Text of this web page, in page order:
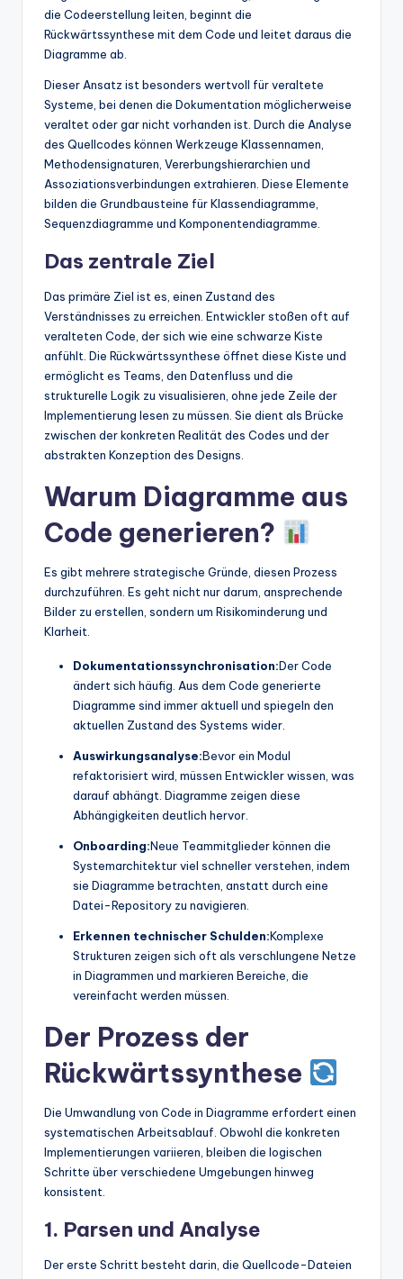
die Codeerstellung leiten, beginnt die
Rückwärtssynthese mit dem Code und leitet daraus die
Diagramme ab.
Dieser Ansatz ist besonders wertvoll für veraltete
Systeme, bei denen die Dokumentation möglicherweise
veraltet oder gar nicht vorhanden ist. Durch die Analyse
des Quellcodes können Werkzeuge Klassennamen,
Methodensignaturen, Vererbungshierarchien und
Assoziationsverbindungen extrahieren. Diese Elemente
bilden die Grundbausteine für Klassendiagramme,
Sequenzdiagramme und Komponentendiagramme.
Das zentrale Ziel
Das primäre Ziel ist es, einen Zustand des
Verständnisses zu erreichen. Entwickler stoßen oft auf
veralteten Code, der sich wie eine schwarze Kiste
anfühlt. Die Rückwärtssynthese öffnet diese Kiste und
ermöglicht es Teams, den Datenfluss und die
strukturelle Logik zu visualisieren, ohne jede Zeile der
Implementierung lesen zu müssen. Sie dient als Brücke
zwischen der konkreten Realität des Codes und der
abstrakten Konzeption des Designs.
Warum Diagramme aus
Code generieren?
Es gibt mehrere strategische Gründe, diesen Prozess
durchzuführen. Es geht nicht nur darum, ansprechende
Bilder zu erstellen, sondern um Risikominderung und
Klarheit.
Dokumentationssynchronisation:Der Code
ändert sich häufig. Aus dem Code generierte
Diagramme sind immer aktuell und spiegeln den
aktuellen Zustand des Systems wider.
Auswirkungsanalyse:Bevor ein Modul
refaktorisiert wird, müssen Entwickler wissen, was
darauf abhängt. Diagramme zeigen diese
Abhängigkeiten deutlich hervor.
Onboarding:Neue Teammitglieder können die
Systemarchitektur viel schneller verstehen, indem
sie Diagramme betrachten, anstatt durch eine
Datei-Repository zu navigieren.
Erkennen technischer Schulden:Komplexe
Strukturen zeigen sich oft als verschlungene Netze
in Diagrammen und markieren Bereiche, die
vereinfacht werden müssen.
Der Prozess der
Rückwärtssynthese
Die Umwandlung von Code in Diagramme erfordert einen
systematischen Arbeitsablauf. Obwohl die konkreten
Implementierungen variieren, bleiben die logischen
Schritte über verschiedene Umgebungen hinweg
konsistent.
1. Parsen und Analyse
Der erste Schritt besteht darin, die Quellcode-Dateien